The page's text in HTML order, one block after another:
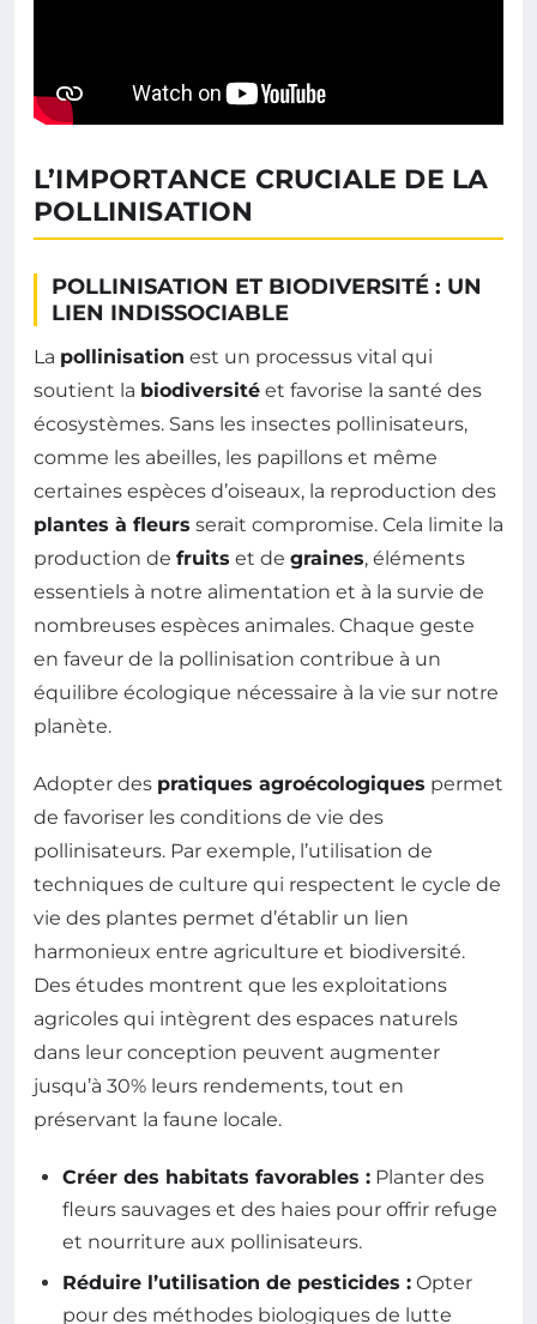
L’IMPORTANCE CRUCIALE DE LA
POLLINISATION
POLLINISATION ET BIODIVERSITÉ : UN
LIEN INDISSOCIABLE
La pollinisation est un processus vital qui
soutient la biodiversité et favorise la santé des
écosystèmes. Sans les insectes pollinisateurs,
comme les abeilles, les papillons et même
certaines espèces d’oiseaux, la reproduction des
plantes à fleurs serait compromise. Cela limite la
production de fruits et de graines, éléments
essentiels à notre alimentation et à la survie de
nombreuses espèces animales. Chaque geste
en faveur de la pollinisation contribue à un
équilibre écologique nécessaire à la vie sur notre
planète.
Adopter des pratiques agroécologiques permet
de favoriser les conditions de vie des
pollinisateurs. Par exemple, l’utilisation de
techniques de culture qui respectent le cycle de
vie des plantes permet d’établir un lien
harmonieux entre agriculture et biodiversité.
Des études montrent que les exploitations
agricoles qui intègrent des espaces naturels
dans leur conception peuvent augmenter
jusqu’à 30% leurs rendements, tout en
préservant la faune locale.
Créer des habitats favorables : Planter des
fleurs sauvages et des haies pour offrir refuge
et nourriture aux pollinisateurs.
Réduire l’utilisation de pesticides : Opter
pour des méthodes biologiques de lutte